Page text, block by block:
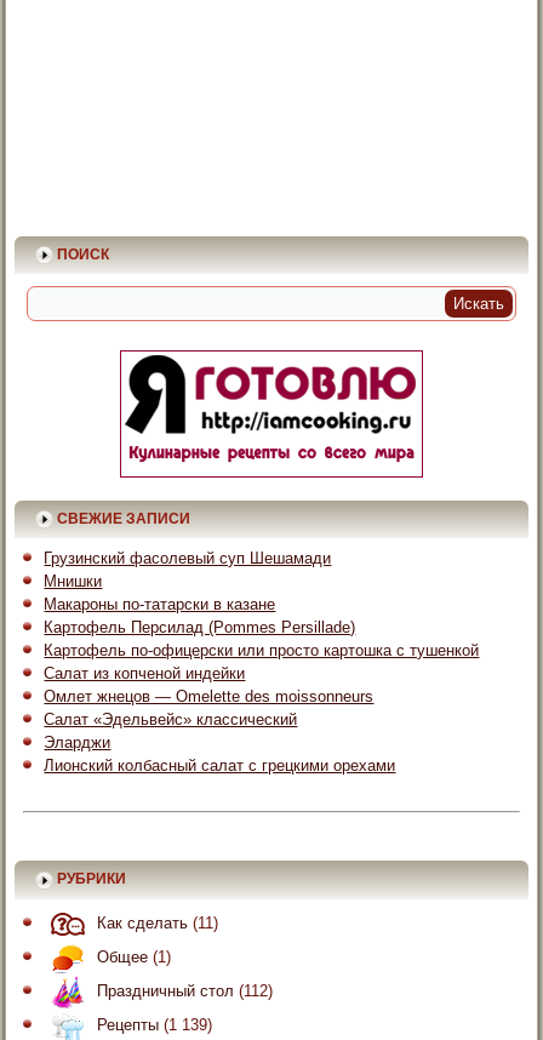
ПОИСК
СВЕЖИЕ ЗАПИСИ
Грузинский фасолевый суп Шешамади
Мнишки
Макароны по-татарски в казане
Картофель Персилад (Pommes Persillade)
Картофель по-офицерски или просто картошка с тушенкой
Салат из копченой индейки
Омлет жнецов — Omelette des moissonneurs
Салат «Эдельвейс» классический
Эларджи
Лионский колбасный салат с грецкими орехами
РУБРИКИ
Как сделать (11)
Общее (1)
Праздничный стол (112)
Рецепты (1 139)